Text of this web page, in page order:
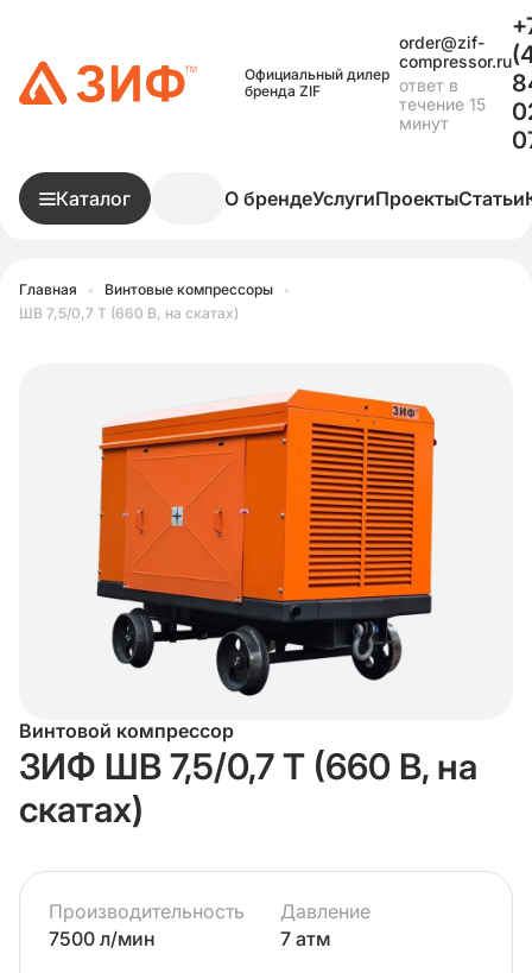
Официальный дилер
бренда ZIF
order@zif-
compressor.ru
ответ в
течение 15
минут
Каталог О брендеУслугиПроектыСтатьи
Главная • Винтовые компрессоры
•
ШВ 7,5/0,7 Т (660 В, на скатах)
Винтовой компрессор
ЗИФ ШВ 7,5/0,7 Т (660 В, на
скатах)
Производительность
7500 л/мин
Давление
7 атм